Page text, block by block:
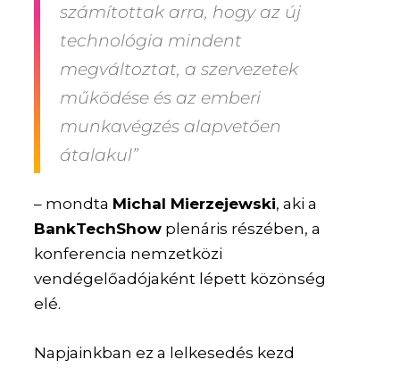
számítottak arra, hogy az új
technológia mindent
megváltoztat, a szervezetek
működése és az emberi
munkavégzés alapvetően
átalakul”
– mondta Michal Mierzejewski, aki a
BankTechShow plenáris részében, a
konferencia nemzetközi
vendégelőadójaként lépett közönség
elé.
Napjainkban ez a lelkesedés kezd